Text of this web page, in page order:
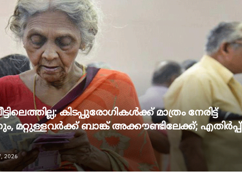
കിടപ്പുരോഗികൾക്ക് മാത്രം നേരിട്ട്
മറ്റുള്ളവർക്ക് ബാങ്ക് അക്കൗണ്ടിലേക്ക്; എതിർപ്പ്
2026